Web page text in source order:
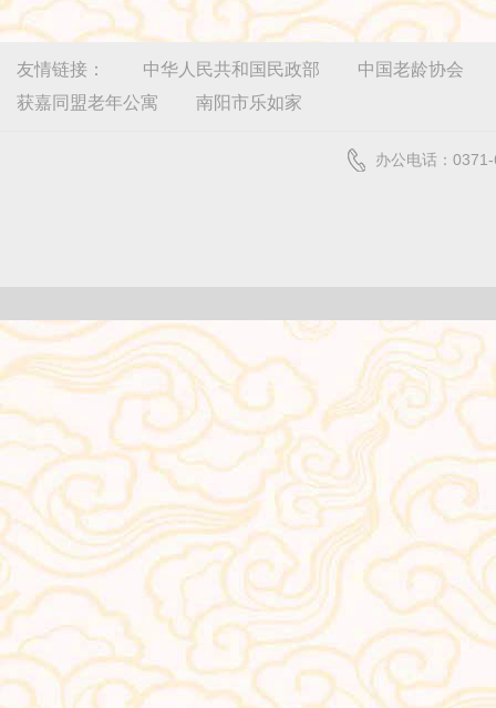
友情链接： 中华人民共和国民政部
中国老龄协会
获嘉同盟老年公寓
南阳市乐如家
办公电话：